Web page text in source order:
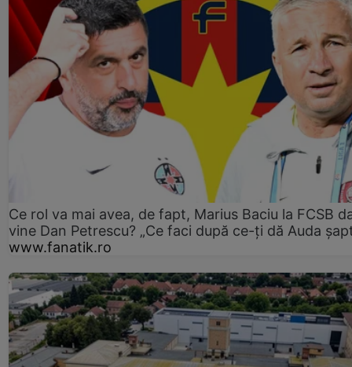
Ce rol va mai avea, de fapt, Marius Baciu la FCSB
vine Dan Petrescu? „Ce faci după ce-ți dă Auda
www.fanatik.ro